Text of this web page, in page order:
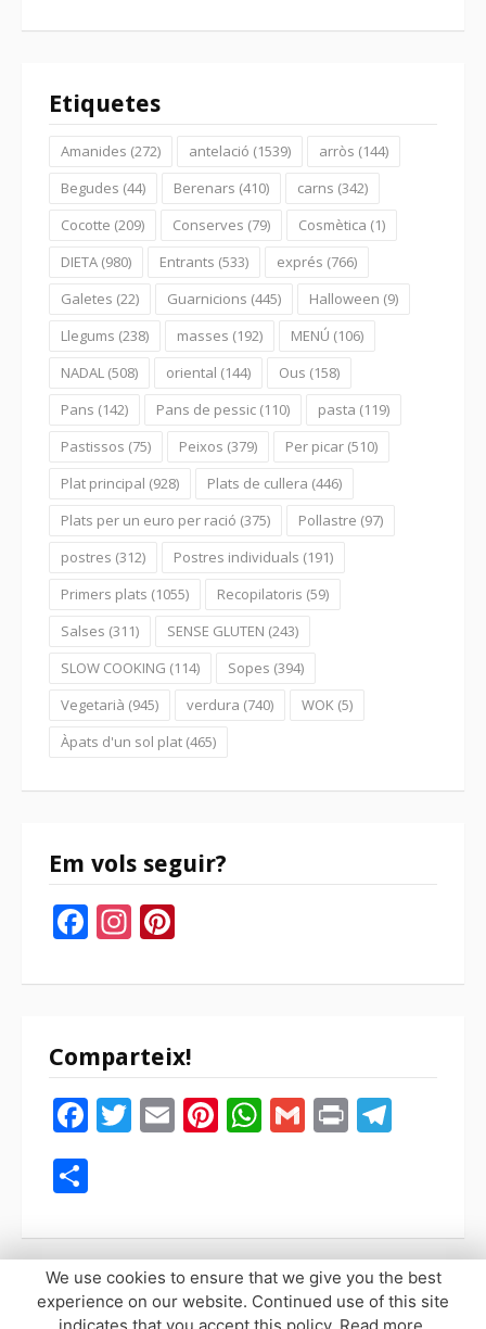
Etiquetes
Amanides (272) antelació (1539) arròs (144)
Begudes (44) Berenars (410) carns (342)
Cocotte (209) Conserves (79) Cosmètica (1)
DIETA (980) Entrants (533) exprés (766)
Galetes (22) Guarnicions (445) Halloween (9)
Llegums (238) masses (192) MENÚ (106)
NADAL (508) oriental (144) Ous (158)
Pans (142) Pans de pessic (110) pasta (119)
Pastissos (75) Peixos (379) Per picar (510)
Plat principal (928) Plats de cullera (446)
Plats per un euro per ració (375) Pollastre (97)
postres (312) Postres individuals (191)
Primers plats (1055) Recopilatoris (59)
Salses (311) SENSE GLUTEN (243)
SLOW COOKING (114) Sopes (394)
Vegetarià (945) verdura (740) WOK (5)
Àpats d'un sol plat (465)
Em vols seguir?
Facebook
Instagram
Comparteix!
Facebook
Twitter
EmailPinterest
WhatsApp
Gmail
Print
We use cookies to ensure that we give you the best
experience on our website. Continued use of this site